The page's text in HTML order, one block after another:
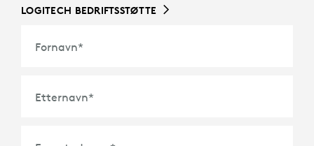
LOGITECH BEDRIFTSSTØTTE
Fornavn*
Etternavn*